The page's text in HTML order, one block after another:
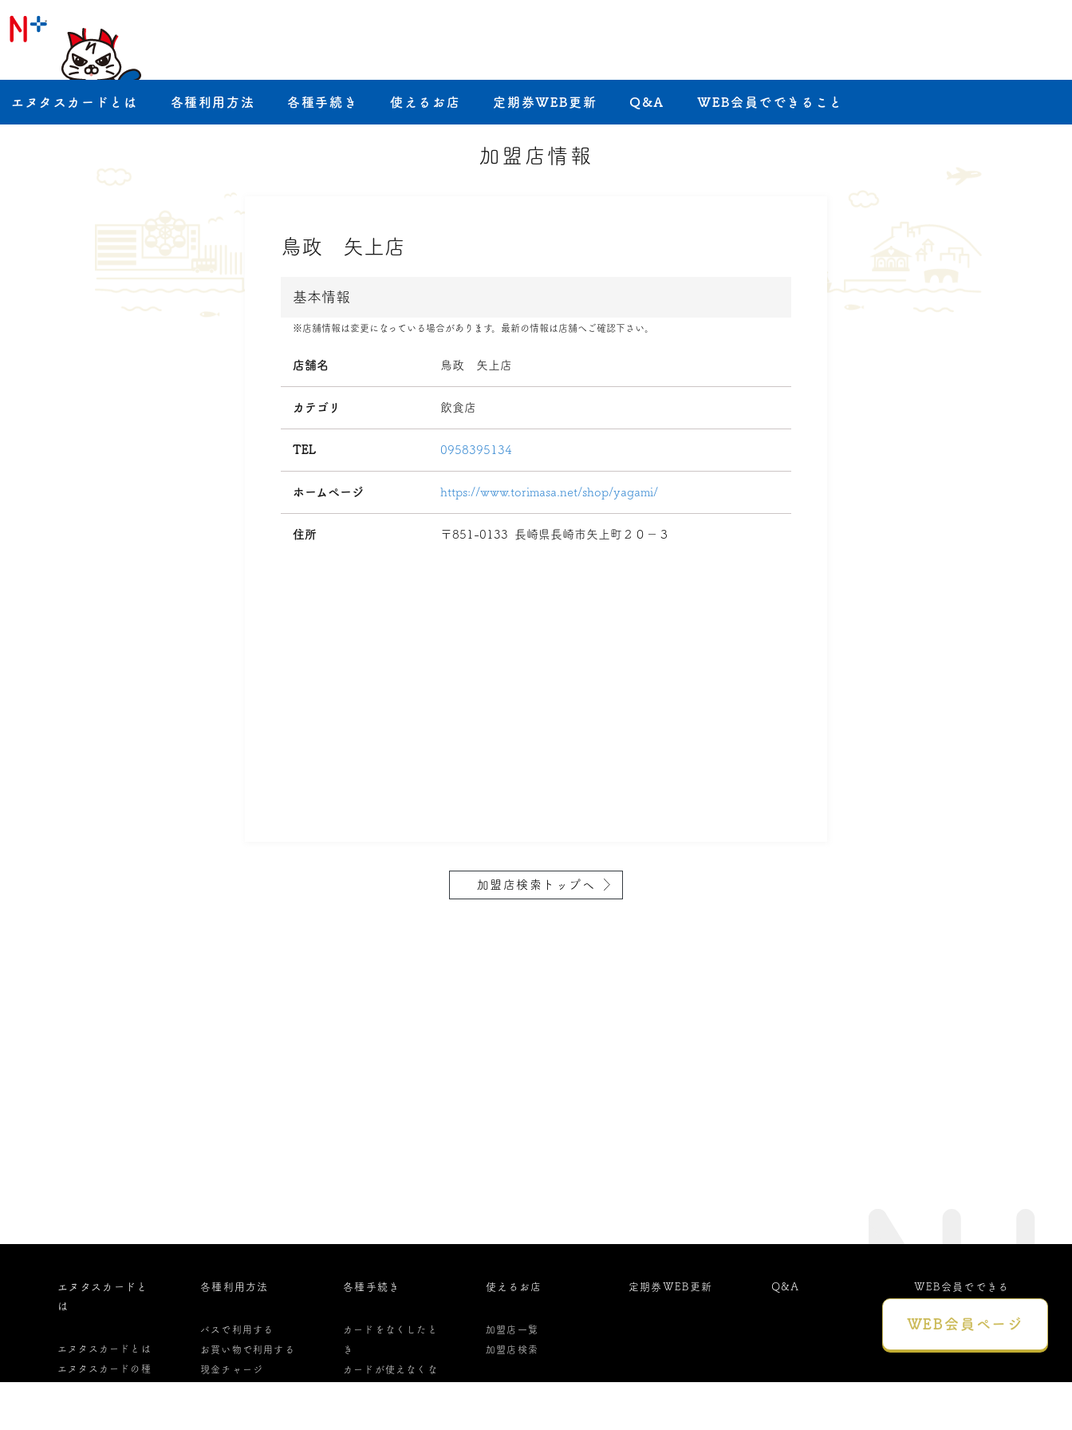
エヌタスカードとは 各種利用方法 各種手続き 使えるお店 定期券WEB更新 Q&A WEB会員でできること
WEB会員 ページ
加盟店情報
鳥政 矢上店
基本情報
※店舗情報は変更になっている場合があります。最新の情報は店舗へご確認下さい。
店舗名 鳥政 矢上店
カテゴリ 飲食店
TEL 0958395134
ホームページ https://www.torimasa.net/shop/yagami/
住所 〒851-0133 長崎県長崎市矢上町２０－３
加盟店検索トップへ
エヌタスカードと
は
エヌタスカードとは
エヌタスカードの種
各種利用方法
バスで利用する
お買い物で利用する
現金チャージ
各種手続き
カードをなくしたと
き
カードが使えなくな
使えるお店
加盟店一覧
加盟店検索
定期券WEB更新 Q&A
WEB会員でできる